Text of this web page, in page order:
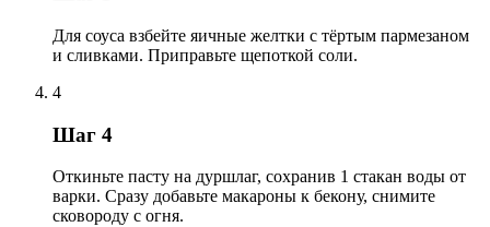
Для соуса взбейте яичные желтки с тёртым пармезаном
и сливками. Приправьте щепоткой соли.
4
Шаг 4
Откиньте пасту на дуршлаг, сохранив 1 стакан воды от
варки. Сразу добавьте макароны к бекону, снимите
сковороду с огня.